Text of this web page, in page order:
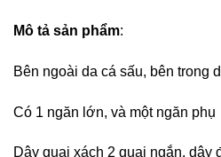
Mô tả sản phẩm:
Bên ngoài da cá sấu, bên trong
Có 1 ngăn lớn, và một ngăn phụ
Dây quai xách 2 quai ngắn, dây